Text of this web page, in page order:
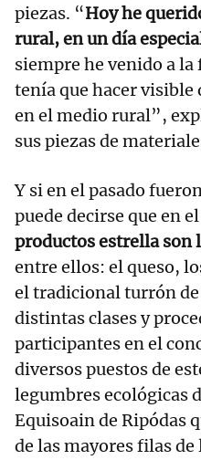
piezas. “Hoy he
rural, en un día
siempre he venido a la
tenía que hacer
en el medio rural”,
sus piezas de
Y si en el pasado
puede decirse que en
productos estrella son
entre ellos: el queso,
el tradicional turrón de
distintas clases y
participantes en el
diversos puestos de
legumbres ecológicas
Equisoain de Ripódas
de las mayores filas